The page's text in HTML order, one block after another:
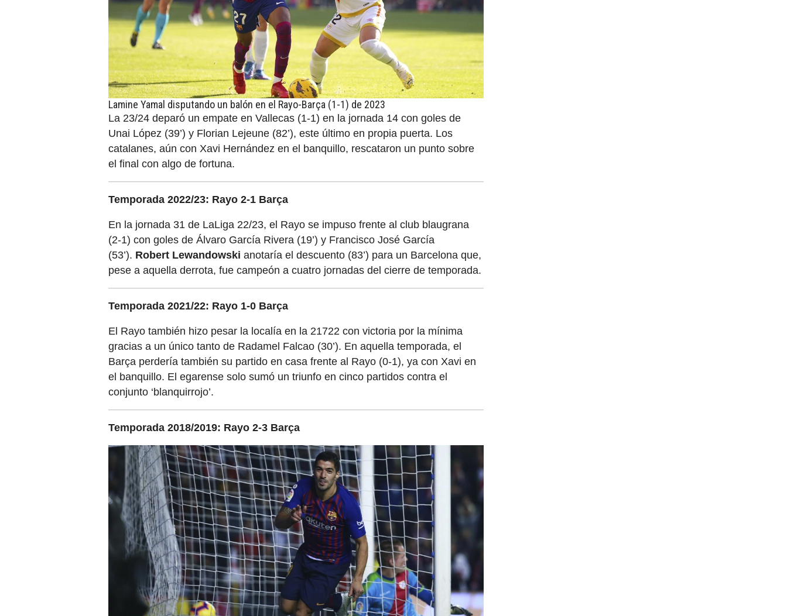
Lamine Yamal disputando un balón en el Rayo-Barça (1-1) de 2023
La 23/24 deparó un empate en Vallecas (1-1) en la jornada 14 con goles de
Unai López (39’) y Florian Lejeune (82’), este último en propia puerta. Los
catalanes, aún con Xavi Hernández en el banquillo, rescataron un punto sobre
el final con algo de fortuna.
Temporada 2022/23: Rayo 2-1 Barça
En la jornada 31 de LaLiga 22/23, el Rayo se impuso frente al club blaugrana
(2-1) con goles de Álvaro García Rivera (19’) y Francisco José García
(53’). Robert Lewandowski anotaría el descuento (83’) para un Barcelona que,
pese a aquella derrota, fue campeón a cuatro jornadas del cierre de temporada.
Temporada 2021/22: Rayo 1-0 Barça
El Rayo también hizo pesar la localía en la 21722 con victoria por la mínima
gracias a un único tanto de Radamel Falcao (30’). En aquella temporada, el
Barça perdería también su partido en casa frente al Rayo (0-1), ya con Xavi en
el banquillo. El egarense solo sumó un triunfo en cinco partidos contra el
conjunto ‘blanquirrojo’.
Temporada 2018/2019: Rayo 2-3 Barça